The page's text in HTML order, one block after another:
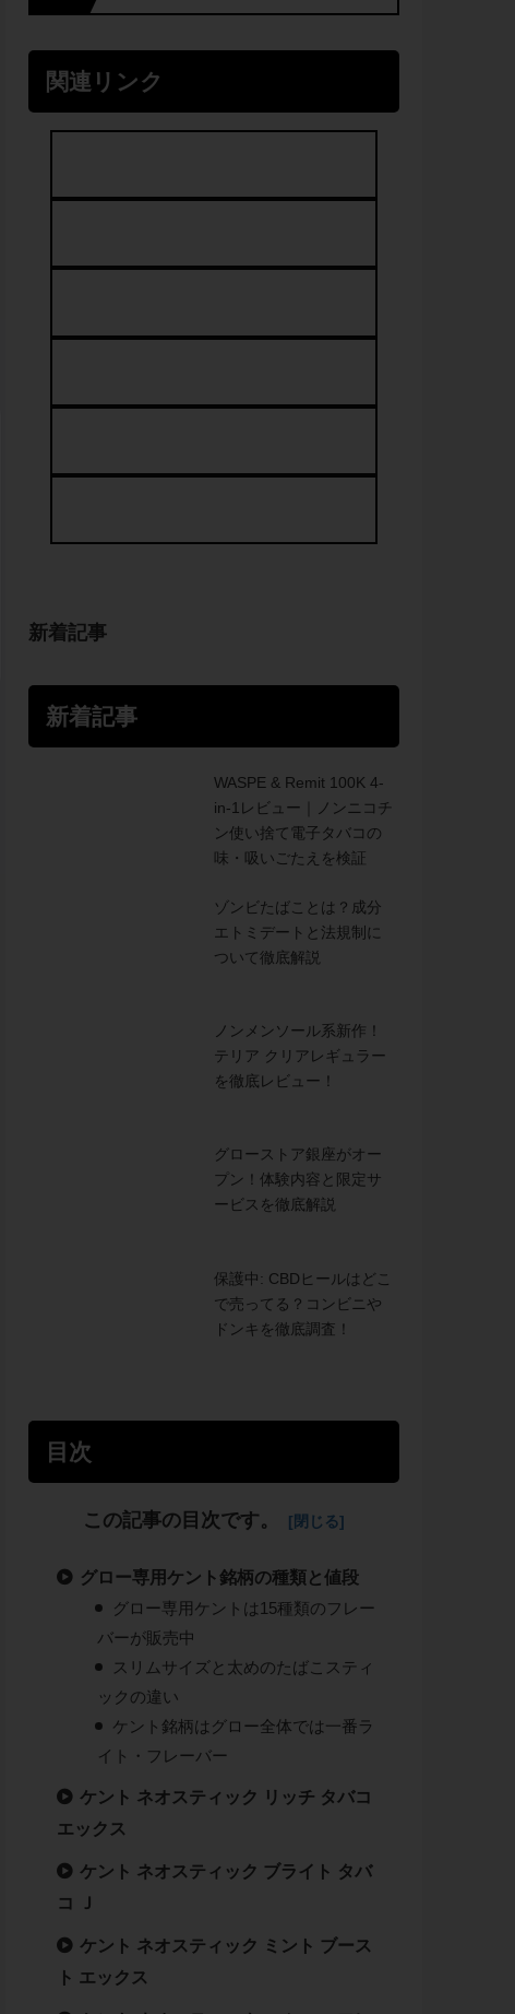
関連リンク
新着記事
新着記事
WASPE & Remit 100K 4-
in-1レビュー｜ノンニコチ
ン使い捨て電子タバコの
味・吸いごたえを検証
ゾンビたばことは？成分
エトミデートと法規制に
ついて徹底解説
ノンメンソール系新作！
テリア クリアレギュラー
を徹底レビュー！
グローストア銀座がオー
プン！体験内容と限定サ
ービスを徹底解説
保護中: CBDヒールはどこ
で売ってる？コンビニや
ドンキを徹底調査！
目次
この記事の目次です。
グロー専用ケント銘柄の種類と値段
グロー専用ケントは15種類のフレー
バーが販売中
スリムサイズと太めのたばこスティ
ックの違い
ケント銘柄はグロー全体では一番ラ
イト・フレーバー
ケント ネオスティック リッチ タバコ
エックス
ケント ネオスティック ブライト タバ
コ Ｊ
ケント ネオスティック ミント ブース
ト エックス